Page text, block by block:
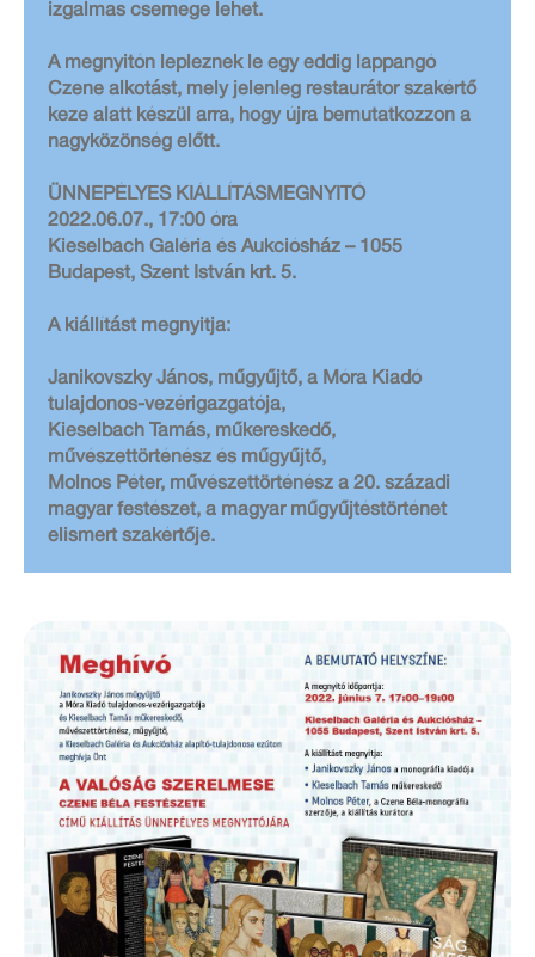
izgalmas csemege lehet.
A megnyitón lepleznek le egy eddig lappangó
Czene alkotást, mely jelenleg restaurátor szakértő
keze alatt készül arra, hogy újra bemutatkozzon a
nagyközönség előtt.
ÜNNEPÉLYES KIÁLLÍTÁSMEGNYITÓ
2022.06.07., 17:00 óra
Kieselbach Galéria és Aukciósház – 1055
Budapest, Szent István krt. 5.
A kiállítást megnyitja:
Janikovszky János, műgyűjtő, a Móra Kiadó
tulajdonos-vezérigazgatója,
Kieselbach Tamás, műkereskedő,
művészettörténész és műgyűjtő,
Molnos Péter, művészettörténész a 20. századi
magyar festészet, a magyar műgyűjtéstörténet
elismert szakértője.